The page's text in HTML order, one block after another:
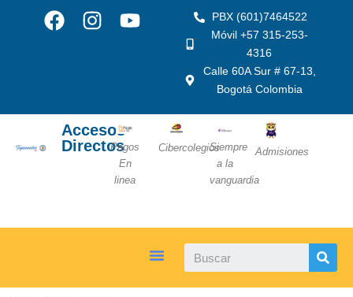
PBX (601)7464522
Móvil +57 315-253-
4316
Calle 60A Sur # 67-13,
Bogotá Colombia
Accesos
DirectosPagos
En
linea
CibercolegiosSiempre
a la
vanguardia
Admisiones